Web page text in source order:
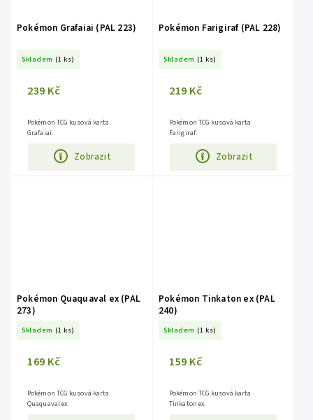
Pokémon Grafaiai (PAL 223)
Skladem (1 ks)
239 Kč
Zobrazit
Pokémon TCG kusová karta
Grafaiai.
Pokémon Farigiraf (PAL 228)
Skladem (1 ks)
219 Kč
Zobrazit
Pokémon TCG kusová karta
Farigiraf.
Pokémon Quaquaval ex (PAL
273)
Skladem (1 ks)
169 Kč
Pokémon TCG kusová karta
Quaquaval ex.
Pokémon Tinkaton ex (PAL
240)
Skladem (1 ks)
159 Kč
Pokémon TCG kusová karta
Tinkaton ex.